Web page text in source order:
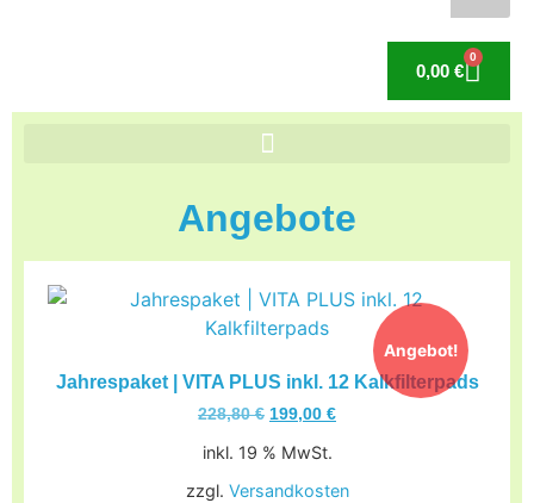
0,00 €
0
Angebote
Angebot!
Jahrespaket | VITA PLUS inkl. 12 Kalkfilterpads
228,80€ 199,00 €
inkl. 19 % MwSt.
zzgl. Versandkosten